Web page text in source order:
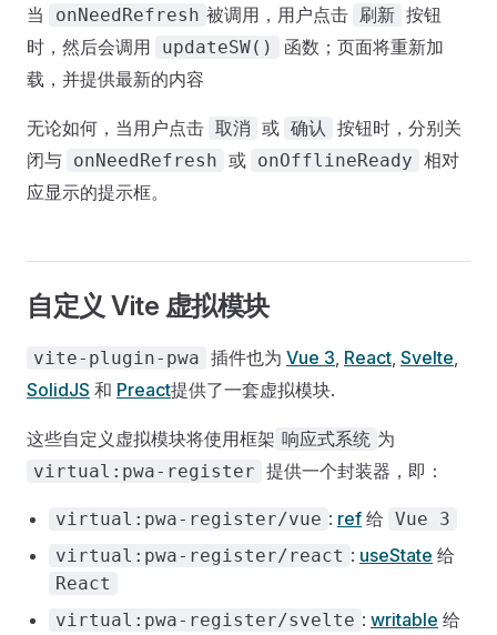
当 onNeedRefresh 被调用，用户点击 刷新 按钮
时，然后会调用
updateSW()
函数；页面将重新加
载，并提供最新的内容
无论如何，当用户点击 取消 或 确认
按钮时，分别关
闭与 onNeedRefresh 或 onOfflineReady 相对
应显示的提示框。
自定义 Vite 虚拟模块
vite-plugin-pwa 插件也为 Vue 3, React, Svelte,
SolidJS 和 Preact提供了一套虚拟模块.
这些自定义虚拟模块将使用框架 响应式系统 为
virtual:pwa-register 提供一个封装器，即：
virtual:pwa-register/vue : ref 给 Vue 3
virtual:pwa-register/react : useState 给
React
virtual:pwa-register/svelte : writable 给